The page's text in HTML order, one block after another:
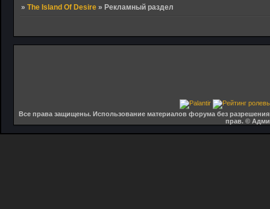
»The Island Of Desire »Рекламный раздел
Все права защищены. Использование материалов форума без
прав. ©